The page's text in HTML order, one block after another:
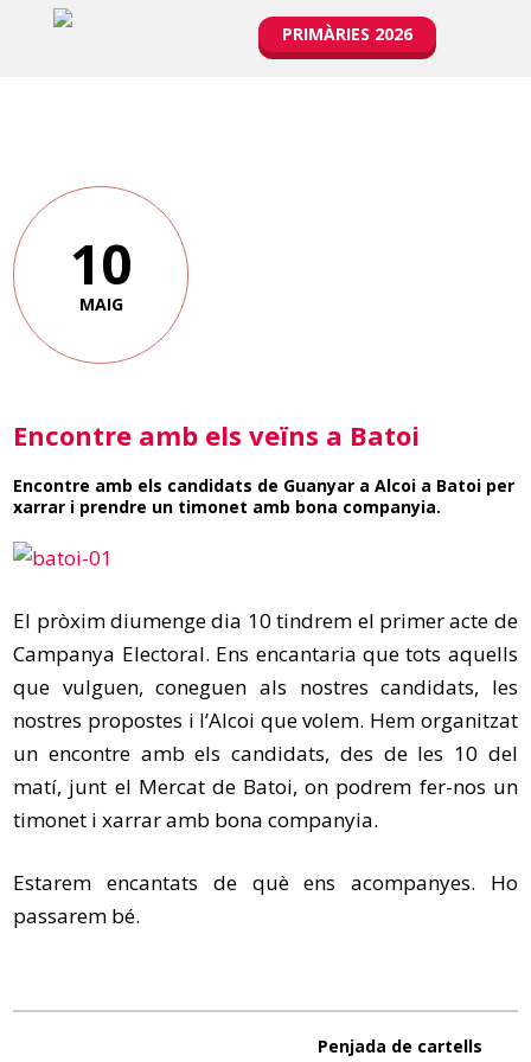
PRIMÀRIES 2026
10
MAIG
Encontre amb els veïns a Batoi
Encontre amb els candidats de Guanyar a Alcoi a Batoi per
xarrar i prendre un timonet amb bona companyia.
El pròxim diumenge dia 10 tindrem el primer acte de
Campanya Electoral. Ens encantaria que tots aquells
que vulguen, coneguen als nostres candidats, les
nostres propostes i l’Alcoi que volem. Hem organitzat
un encontre amb els candidats, des de les 10 del
matí, junt el Mercat de Batoi, on podrem fer-nos un
timonet i xarrar amb bona companyia.
Estarem encantats de què ens acompanyes. Ho
passarem bé.
Penjada de cartells